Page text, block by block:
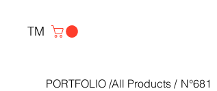
TM
PORTFOLIO /All Products / N°681